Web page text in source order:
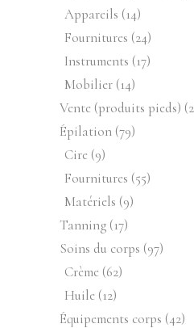
Appareils 1414
produits
Fournitures 2424
produits
Instruments 1717
Mobilier 1414
produits
Vente (produits pieds)
Épilation 7979
Cire 99
produits
Fournitures 5555
Matériels 99
Tanning 1717
produits
Soins du corps 9797
Crème 6262
Huile 1212
produits
Équipements corps 4242